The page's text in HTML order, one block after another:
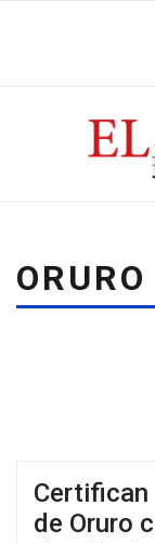
ORURO
Certifican
de Oruro